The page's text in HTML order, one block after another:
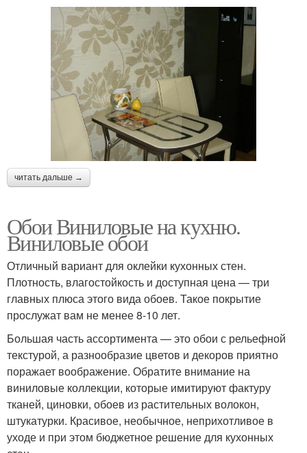
читать дальше →
Обои Виниловые на кухню.
Виниловые обои
Отличный вариант для оклейки кухонных стен.
Плотность, влагостойкость и доступная цена — три
главных плюса этого вида обоев. Такое покрытие
прослужат вам не менее 8-10 лет.
Большая часть ассортимента — это обои с рельефной
текстурой, а разнообразие цветов и декоров приятно
поражает воображение. Обратите внимание на
виниловые коллекции, которые имитируют фактуру
тканей, циновки, обоев из растительных волокон,
штукатурки. Красивое, необычное, неприхотливое в
уходе и при этом бюджетное решение для кухонных